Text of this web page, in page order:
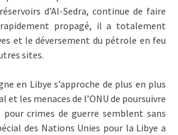
d’Al-Sedra, continue de faire
rapidement propagé, il a totalement
et le déversement du pétrole en feu
sites.
en Libye s’approche de plus en plus
et les menaces de l’ONU de poursuivre
pour crimes de guerre semblent sans
des Nations Unies pour la Libye a